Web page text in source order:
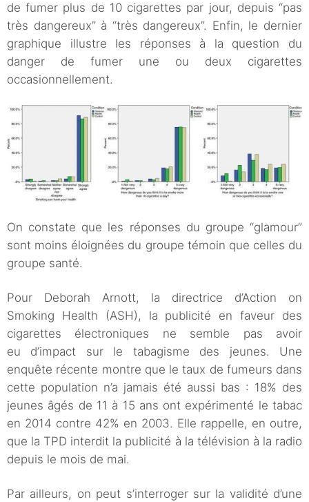
de fumer plus de 10 cigarettes par jour, depuis “pas
très dangereux” à “très dangereux”. Enfin, le dernier
graphique illustre les réponses à la question du
danger de fumer une ou deux cigarettes
occasionnellement.
On constate que les réponses du groupe “glamour”
sont moins éloignées du groupe témoin que celles du
groupe santé.
Pour Deborah Arnott, la directrice d’Action on
Smoking Health (ASH), la publicité en faveur des
cigarettes électroniques ne semble pas avoir
eu d’impact sur le tabagisme des jeunes. Une
enquête récente montre que le taux de fumeurs dans
cette population n’a jamais été aussi bas : 18% des
jeunes âgés de 11 à 15 ans ont expérimenté le tabac
en 2014 contre 42% en 2003. Elle rappelle, en outre,
que la TPD interdit la publicité à la télévision à la radio
depuis le mois de mai.
Par ailleurs, on peut s’interroger sur la validité d’une